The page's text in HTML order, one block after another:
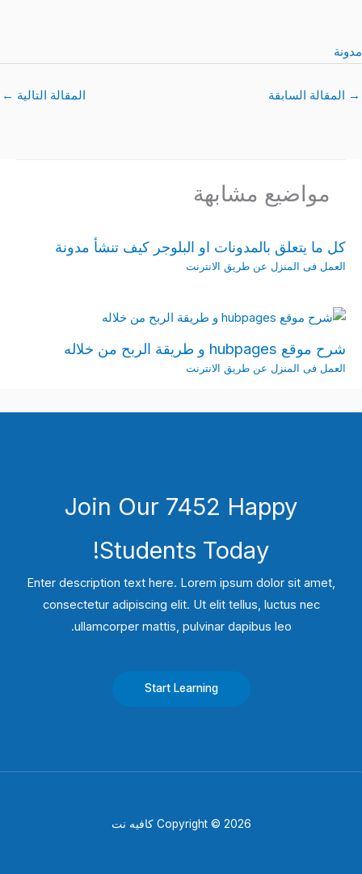
مدونة
→ المقالة السابقة المقالة التالية ←
مواضيع مشابهة
كل ما يتعلق بالمدونات او البلوجر كيف تنشأ مدونة
العمل فى المنزل عن طريق الانترنت
شرح موقع hubpages و طريقة الربح من خلاله
العمل فى المنزل عن طريق الانترنت
Join Our 7452 Happy
Students​ Today!
Enter description text here. Lorem ipsum dolor sit amet,
consectetur adipiscing elit. Ut elit tellus, luctus nec
ullamcorper mattis, pulvinar dapibus leo.​
Start Learning
Copyright © 2026 كافيه نت